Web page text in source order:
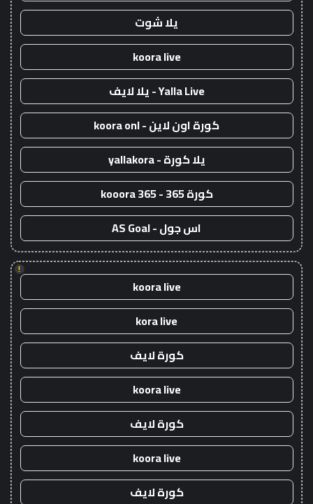
يلا شوت
koora live
Yalla Live - يلا لايف
كورة اون لاين - koora onl
يلا كورة - yallakora
كورة 365 - kooora 365
اس جول - AS Goal
!
koora live
kora live
كورة لايف
koora live
كورة لايف
koora live
كورة لايف